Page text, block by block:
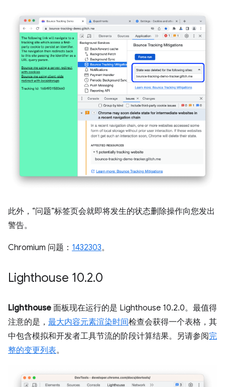
此外，“问题”标签页会就即将发生的状态删除操作向您发出
警告。
Chromium 问题： 1432303。
Lighthouse 10.2.0
Lighthouse 面板现在运行的是 Lighthouse 10.2.0。最值得
注意的是， 最大内容元素渲染时间检查会获得一个表格，其
中包含模拟和开发者工具节流的阶段计算结果。另请参阅完
整的变更列表。